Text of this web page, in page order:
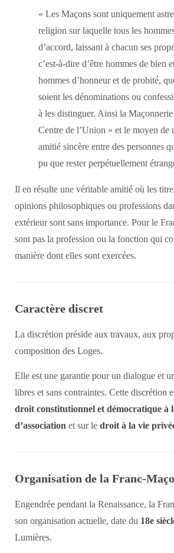
« Les Maçons sont uniquement
religion sur laquelle tous les
d’accord, laissant à chacun ses
c’est-à-dire d’être hommes de bien
hommes d’honneur et de probité́,
soient les dénominations ou
à les distinguer. Ainsi la
Centre de l’Union » et le moyen de
amitié sincère entre des personnes
pu que rester perpétuellement
Il en résulte une véritable amitié où les
opinions philosophiques ou professions
extérieur sont sans importance. Pour le
sont pas la profession ou la fonction qui
manière dont elles sont exercées.
Caractère discret
La discrétion préside aux travaux, aux
composition des Loges.
Elle est une garantie pour un dialogue et
libres et sans contraintes. Cette discrétion
droit constitutionnel et démocratique à
d’association et sur le droit à la vie
Organisation de la Franc-
Engendrée pendant la Renaissance, la
son organisation actuelle, date du 18e
Lumières.